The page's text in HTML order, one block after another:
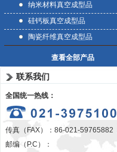
纳米材料真空成型品
硅钙板真空成型品
陶瓷纤维真空成型品
查看全部产品
联系我们
全国统一热线：
传真（FAX）：86-021-59765882
邮编（P.C）：